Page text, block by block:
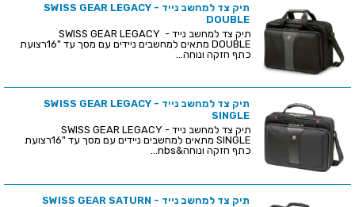
תיק צד למחשב נייד - SWISS GEAR LEGACY
DOUBLE
תיק צד למחשב נייד - SWISS GEAR LEGACY
DOUBLE מתאים למחשבים ניידים עם מסך עד "16רצועת
כתף חזקה ונוחה...
תיק צד למחשב נייד - SWISS GEAR LEGACY
SINGLE
תיק צד למחשב נייד - SWISS GEAR LEGACY
SINGLE מתאים למחשבים ניידים עם מסך עד "16רצועת
כתף חזקה ונוחה&nbs...
תיק צד למחשב נייד - SWISS GEAR SATURN